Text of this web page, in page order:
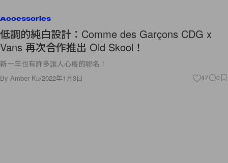
Accessories
低調的純白設計：Comme des Garçons CDG x
Vans 再次合作推出 Old Skool！
新一年也有許多讓人心癢的聯名！
By Amber Ku/2022年1月3日 47 0